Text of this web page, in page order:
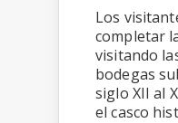
Los
completar
visitando
bodegas
siglo XII al
el casco